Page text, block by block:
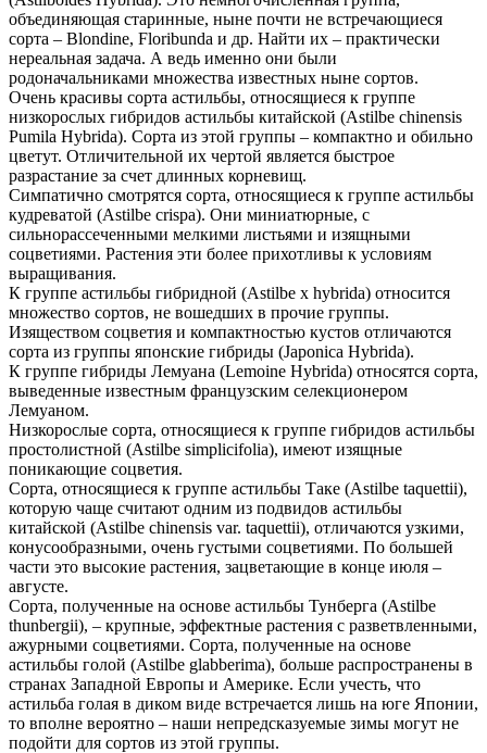
объединяющая старинные, ныне почти не встречающиеся
сорта – Blondine, Floribunda и др. Найти их – практически
нереальная задача. А ведь именно они были
родоначальниками множества известных ныне сортов.
Очень красивы сорта астильбы, относящиеся к группе
низкорослых гибридов астильбы китайской (Astilbe chinensis
Pumila Hybrida). Сорта из этой группы – компактно и обильно
цветут. Отличительной их чертой является быстрое
разрастание за счет длинных корневищ.
Симпатично смотрятся сорта, относящиеся к группе астильбы
кудреватой (Astilbe crispa). Они миниатюрные, с
сильнорассеченными мелкими листьями и изящными
соцветиями. Растения эти более прихотливы к условиям
выращивания.
К группе астильбы гибридной (Astilbe x hybrida) относится
множество сортов, не вошедших в прочие группы.
Изяществом соцветия и компактностью кустов отличаются
сорта из группы японские гибриды (Japonica Hybrida).
К группе гибриды Лемуана (Lemoine Hybrida) относятся сорта,
выведенные известным французским селекционером
Лемуаном.
Низкорослые сорта, относящиеся к группе гибридов астильбы
простолистной (Astilbe simplicifolia), имеют изящные
поникающие соцветия.
Сорта, относящиеся к группе астильбы Таке (Astilbe taquettii),
которую чаще считают одним из подвидов астильбы
китайской (Astilbe chinensis var. taquettii), отличаются узкими,
конусообразными, очень густыми соцветиями. По большей
части это высокие растения, зацветающие в конце июля –
августе.
Сорта, полученные на основе астильбы Тунберга (Astilbe
thunbergii), – крупные, эффектные растения с разветвленными,
ажурными соцветиями. Сорта, полученные на основе
астильбы голой (Astilbe glabberima), больше распространены в
странах Западной Европы и Америке. Если учесть, что
астильба голая в диком виде встречается лишь на юге Японии,
то вполне вероятно – наши непредсказуемые зимы могут не
подойти для сортов из этой группы.